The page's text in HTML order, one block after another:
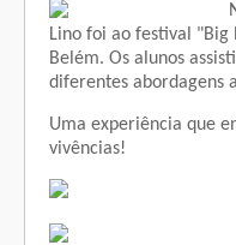
Lino foi ao festival "Big
Belém. Os alunos
diferentes abordagens
Uma experiência que
vivências!